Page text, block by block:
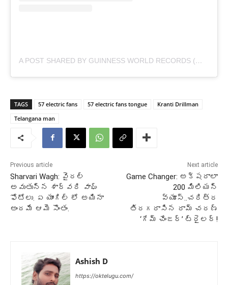
A POST SHARED BY GUINNESS WORLD RECORDS (@GUINNESSWORLDRECORDS)
TAGS 57 electric fans 57 electric fans tongue
Kranti Drillman
Telangana man
Previous article
Sharvari Wagh: వైరల్
అవుతున్న శార్వరి వాఘ్
ఫోటోలు. ఏ యాంగిల్ లో అయినా
అందమే ఆమె సొంతం.
Next article
Game Changer: అక్షరాలా
200 మిలియన్
వ్యూస్..చరిత్ర
తిరగరాసిన రామ్ చరణ్
‘గేమ్ చేంజర్’ ట్రైలర్!
Ashish D
https://oktelugu.com/